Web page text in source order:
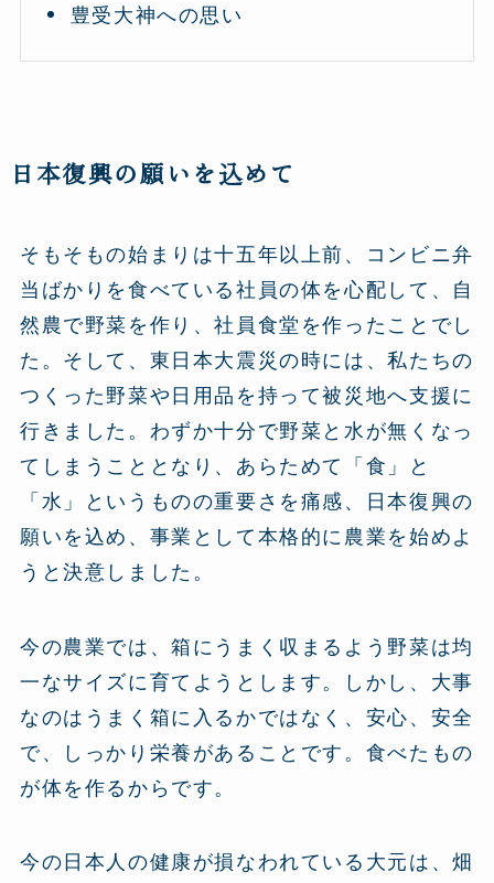
豊受大神への思い
日本復興の願いを込めて
そもそもの始まりは十五年以上前、コンビニ弁
当ばかりを食べている社員の体を心配して、自
然農で野菜を作り、社員食堂を作ったことでし
た。そして、東日本大震災の時には、私たちの
つくった野菜や日用品を持って被災地へ支援に
行きました。わずか十分で野菜と水が無くなっ
てしまうこととなり、あらためて「食」と
「水」というものの重要さを痛感、日本復興の
願いを込め、事業として本格的に農業を始めよ
うと決意しました。
今の農業では、箱にうまく収まるよう野菜は均
一なサイズに育てようとします。しかし、大事
なのはうまく箱に入るかではなく、安心、安全
で、しっかり栄養があることです。食べたもの
が体を作るからです。
今の日本人の健康が損なわれている大元は、畑